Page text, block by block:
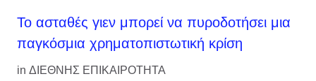
Το ασταθές γιεν μπορεί να πυροδοτήσει μια
παγκόσμια χρηματοπιστωτική κρίση
in ΔΙΕΘΝΗΣ ΕΠΙΚΑΙΡΟΤΗΤΑ